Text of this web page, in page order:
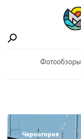
Фотообзоры
Черногория